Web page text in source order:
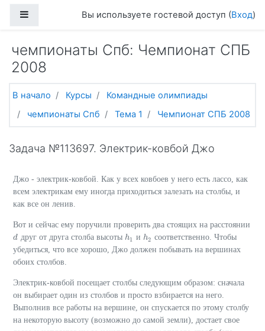
Боковая панельВы используете гостевой доступ (Вход)
чемпионаты Спб: Чемпионат СПБ
2008
В начало Курсы
Командные олимпиады
чемпионаты Спб
Тема 1 Чемпионат СПБ 2008
Задача №113697. Электрик-ковбой Джо
Джо - электрик-ковбой. Как у всех ковбоев у него есть лассо, как
всем электрикам ему иногда приходиться залезать на столбы, и
как все он ленив.
Вот и сейчас ему поручили проверить два стоящих на расстоянии
d
d друг от друга столба высоты h1
h1 и h2
h2 соответственно. Чтобы
убедиться, что все хорошо, Джо должен побывать на вершинах
обоих столбов.
Электрик-ковбой посещает столбы следующим образом: сначала
он выбирает один из столбов и просто взбирается на него.
Выполнив все работы на вершине, он спускается по этому столбу
на некоторую высоту (возможно до самой земли), достает свое